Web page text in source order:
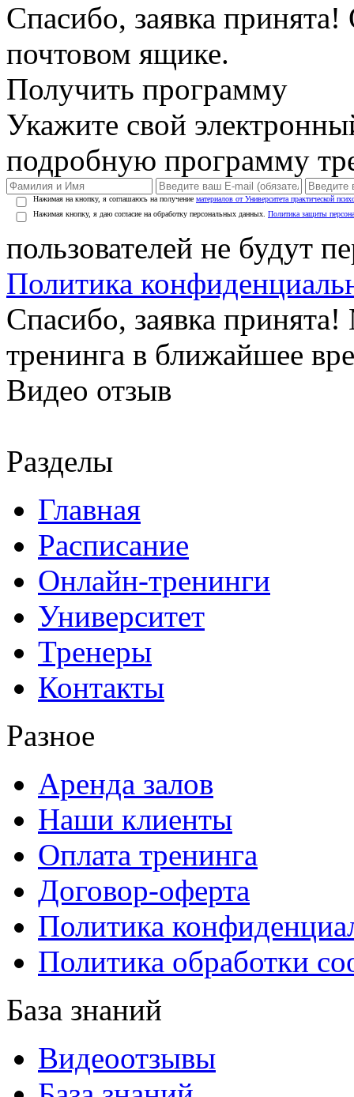
Спасибо, заявка
почтовом ящике.
Получить программу
Укажите свой
подробную программу
Нажимая на кнопку, я соглашаюсь на получение материалов от Университета практической
Нажимая кнопку, я даю согласие на обработку персональных данных. Политика защиты
пользователей не будут
Политика
Спасибо, заявка
тренинга в ближайшее
Видео отзыв
Разделы
Главная
Расписание
Онлайн-тренинги
Университет
Тренеры
Контакты
Разное
Аренда залов
Наши клиенты
Оплата тренинга
Договор-оферта
Политика
Политика обработки
База знаний
Видеоотзывы